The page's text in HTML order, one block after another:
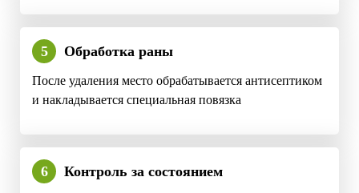
5 Обработка раны
После удаления место обрабатывается антисептиком
и накладывается специальная повязка
6 Контроль за состоянием